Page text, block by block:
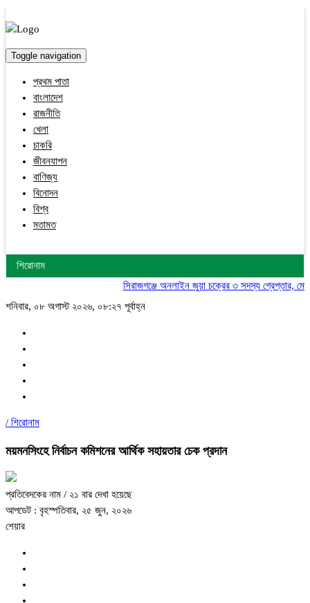
Toggle navigation
প্রথম পাতা
বাংলাদেশ
রাজনীতি
খেলা
চাকরি
জীবনযাপন
বাণিজ্য
বিনোদন
বিশ্ব
মতামত
শিরোনাম
সিরাজগঞ্জে অনলাইন জুয়া চক্রের ৩ সদস্য গ্রেপ্তার, মোবাইল
শনিবার, ০৮ অগাস্ট ২০২৬, ০৮:২৭ পূর্বাহ্ন
/ শিরোনাম
ময়মনসিংহে নির্বাচন কমিশনের আর্থিক সহায়তার চেক প্রদান
প্রতিবেদকের নাম / ২১ বার দেখা হয়েছে
আপডেট : বৃহস্পতিবার, ২৫ জুন, ২০২৬
শেয়ার